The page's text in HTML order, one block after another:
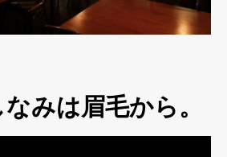
みは眉毛から。